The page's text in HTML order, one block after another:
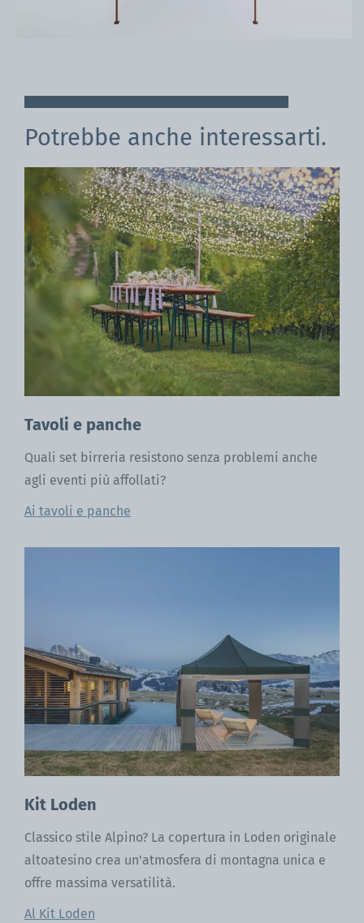
Potrebbe anche interessarti.
Tavoli e panche
Quali set birreria resistono senza problemi anche
agli eventi più affollati?
Ai tavoli e panche
Kit Loden
Classico stile Alpino? La copertura in Loden originale
altoatesino crea un'atmosfera di montagna unica e
offre massima versatilità.
Al Kit Loden